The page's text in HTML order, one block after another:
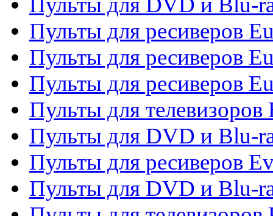
Пульты для ресиверов
Пульты для ресиверов
Пульты для ресиверов
Пульты для телевизоров
Пульты для DVD и Blu-
Пульты для ресиверов
Пульты для DVD и Blu-